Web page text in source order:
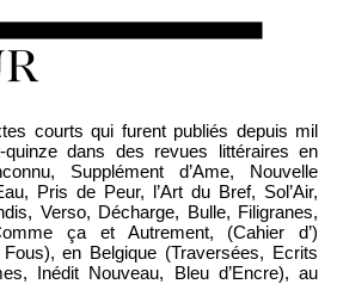
courts qui furent publiés depuis mil
quinze dans des revues littéraires en
Supplément d’Ame, Nouvelle
Pris de Peur, l’Art du Bref, Sol’Air,
Verso, Décharge, Bulle, Filigranes,
ça et Autrement, (Cahier d’)
en Belgique (Traversées, Ecrits
Inédit Nouveau, Bleu d’Encre), au